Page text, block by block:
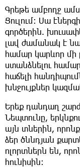
Գրեթե ամբողջ
Ցուլում: Սա
գործերին.
լավ ժամանակ է
համար կարևոր մի
ստանձնելու
հաճելի
խնջույքներ
Երեք դանդաղ
Նեպտունը,
այն տներին,
ձեր ծննդյան
ոլորտներն են,
հունիսին։